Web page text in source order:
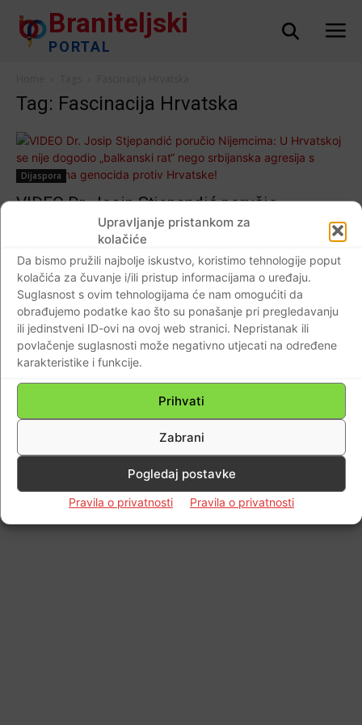
Upravljanje pristankom za
kolačiće
Da bismo pružili najbolje iskustvo, koristimo tehnologije poput
kolačića za čuvanje i/ili pristup informacijama o uređaju.
Suglasnost s ovim tehnologijama će nam omogućiti da
obrađujemo podatke kao što su ponašanje pri pregledavanju
ili jedinstveni ID-ovi na ovoj web stranici. Nepristanak ili
povlačenje suglasnosti može negativno utjecati na određene
karakteristike i funkcije.
Prihvati
Zabrani
Pogledaj postavke
Pravila o privatnosti Pravila o privatnosti
Braniteljski
PORTAL
Tag: Fascinacija Hrvatska
Dijaspora
VIDEO Dr. Josip Stjepandić poručio
Nijemcima: U Hrvatskoj se nije dogodio
„balkanski rat“ nego srbijanska agresija s
elementima genocida protiv Hrvatske!
Braniteljski portal - 02.05.2019
Impressum Kontaktirajte nas
© Newspaper WordPress Theme by TagDiv